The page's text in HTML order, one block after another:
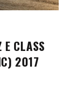
E CLASS
2017